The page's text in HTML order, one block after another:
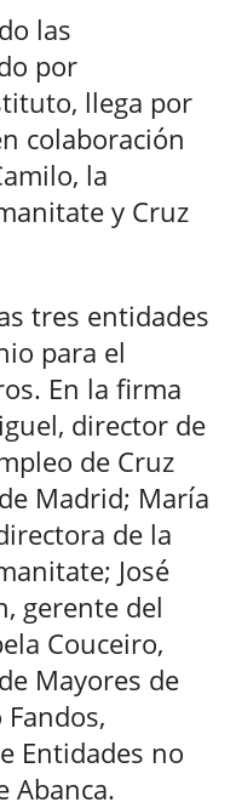
las
por
llega por
colaboración
la
y Cruz
tres entidades
para el
En la firma
director de
de Cruz
Madrid; María
de la
José
gerente del
Couceiro,
Mayores de
Entidades no
Abanca.